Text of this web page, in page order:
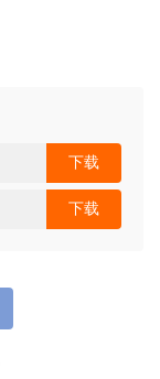
下载
下载